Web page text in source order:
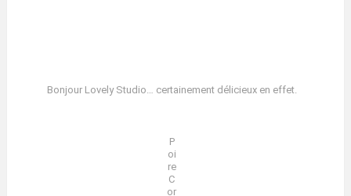
Bonjour Lovely Studio… certainement délicieux en effet.
P
oi
re
C
or